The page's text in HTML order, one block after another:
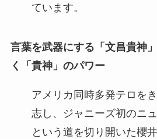
ています。
言葉を武器にする「文昌貴神
く「貴神」のパワー
アメリカ同時多発テロを
志し、ジャニーズ初のニ
という道を切り開いた櫻